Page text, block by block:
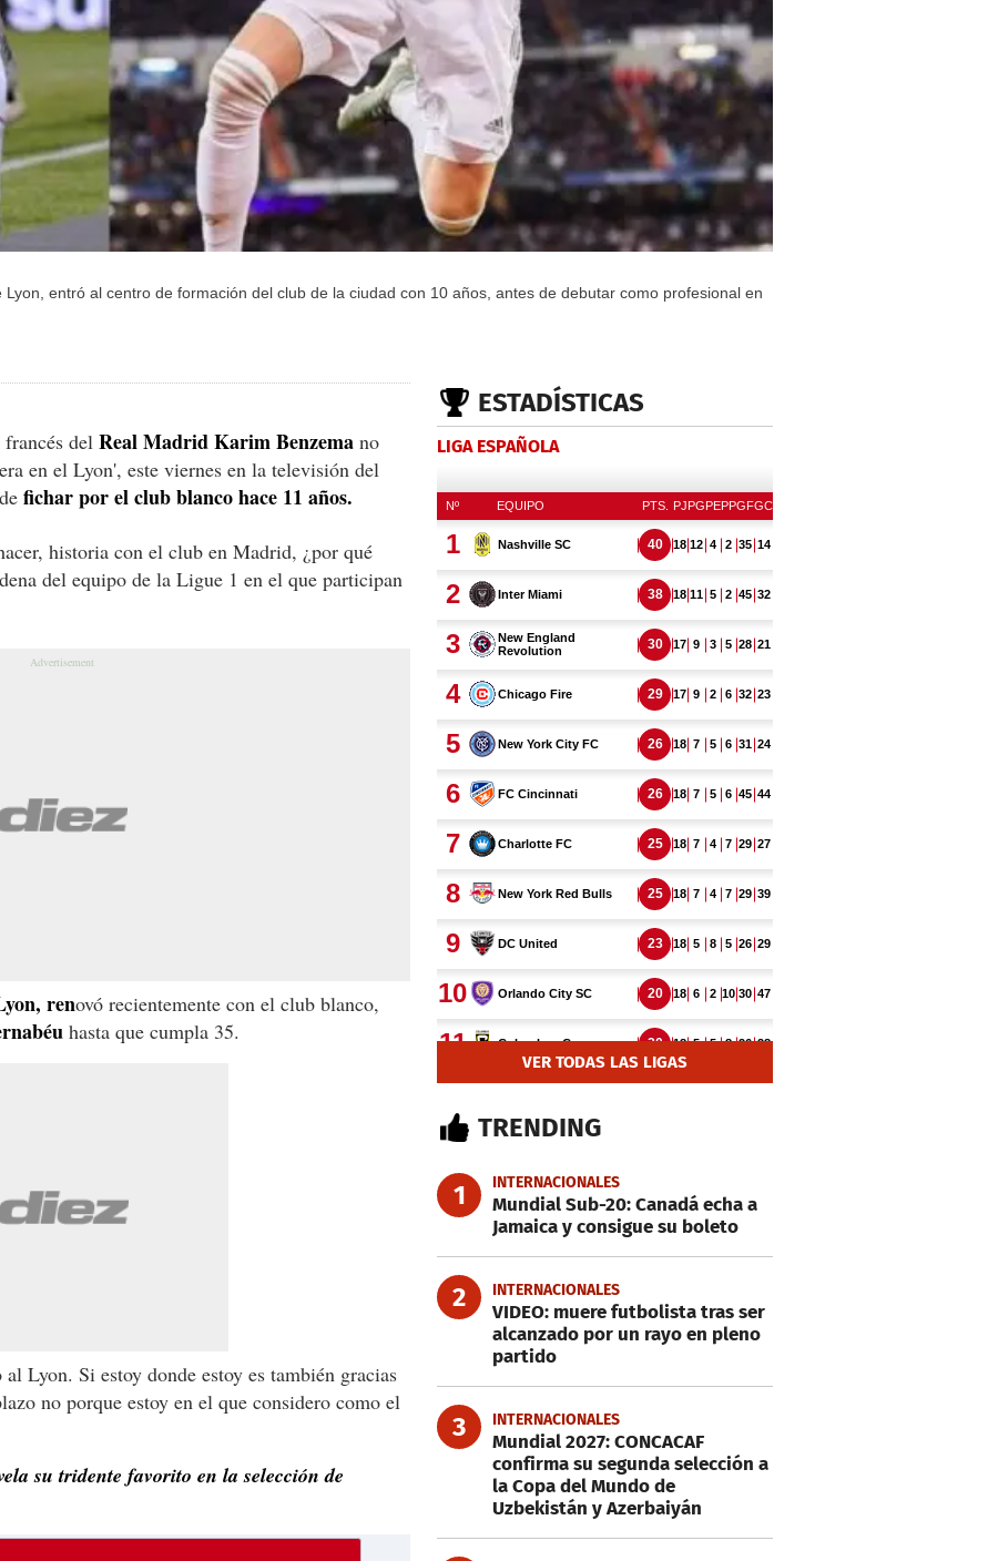
entró al centro de formación del club de la ciudad con 10 años, antes de debutar como profesional en
del Real Madrid Karim Benzema no
en el Lyon', este viernes en la televisión del
fichar por el club blanco hace 11 años.
historia con el club en Madrid, ¿por qué
del equipo de la Ligue 1 en el que participan
renovó recientemente con el club blanco,
hasta que cumpla 35.
Lyon. Si estoy donde estoy es también gracias
no porque estoy en el que considero como el
su tridente favorito en la selección de
ESTADÍSTICAS
LIGA ESPAÑOLA
VER TODAS LAS LIGAS
TRENDING
1 INTERNACIONALES
Mundial Sub-20: Canadá echa a
Jamaica y consigue su boleto
2 INTERNACIONALES
VIDEO: muere futbolista tras ser
alcanzado por un rayo en pleno
partido
3 INTERNACIONALES
Mundial 2027: CONCACAF
confirma su segunda selección a
la Copa del Mundo de
Uzbekistán y Azerbaiyán